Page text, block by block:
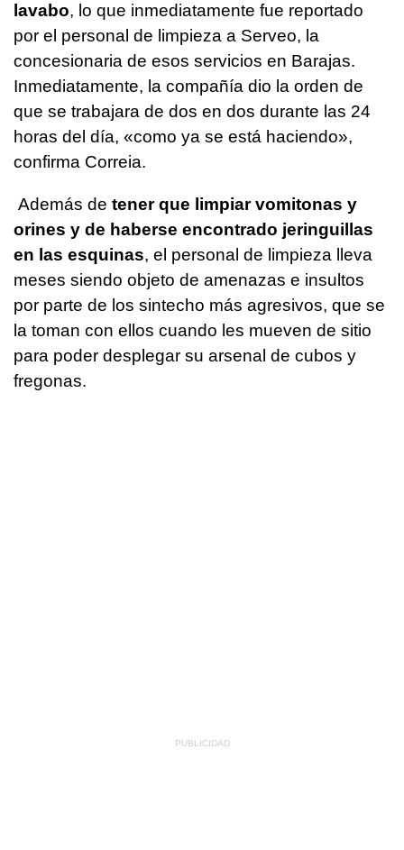
lavabo, lo que inmediatamente fue reportado
por el personal de limpieza a Serveo, la
concesionaria de esos servicios en Barajas.
Inmediatamente, la compañía dio la orden de
que se trabajara de dos en dos durante las 24
horas del día, «como ya se está haciendo»,
confirma Correia.
Además de tener que limpiar vomitonas y
orines y de haberse encontrado jeringuillas
en las esquinas, el personal de limpieza lleva
meses siendo objeto de amenazas e insultos
por parte de los sintecho más agresivos, que se
la toman con ellos cuando les mueven de sitio
para poder desplegar su arsenal de cubos y
fregonas.